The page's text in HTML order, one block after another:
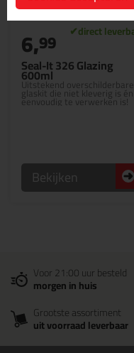
Seal-It 326 Glazing
600ml
Uitstekend overschilderbare
glaskit die niet kleverig is én
eenvoudig te verwerken is!
6,99
Bekijken
Voor 21:00 uur besteld
morgen in huis
Grootste assortiment
uit voorraad leverbaar